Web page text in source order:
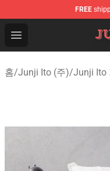
FREE
Open menu
Junji Ito Store -
홈/Junji Ito (주)/Junji Ito